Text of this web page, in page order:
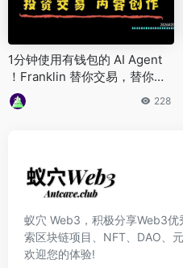
1分钟使用有钱包的 AI Agent
！Franklin 替你交易，替你创
作， 替你分析。 无注册， 无
订阅，只需一个钱包。
228
蚁穴 Web3，积极分享Web3
索区块链项目、NFT、DAO、
欢迎您的体验!